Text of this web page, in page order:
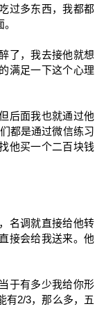
过多东西，我都都
了，我去接他就想
满足一下这个心理
后面我也就通过他
都是通过微信练习
他买一个二百块钱
名调就直接给他转
接会给我送来。他
于有多少我给你形
有2/3，那么多，五